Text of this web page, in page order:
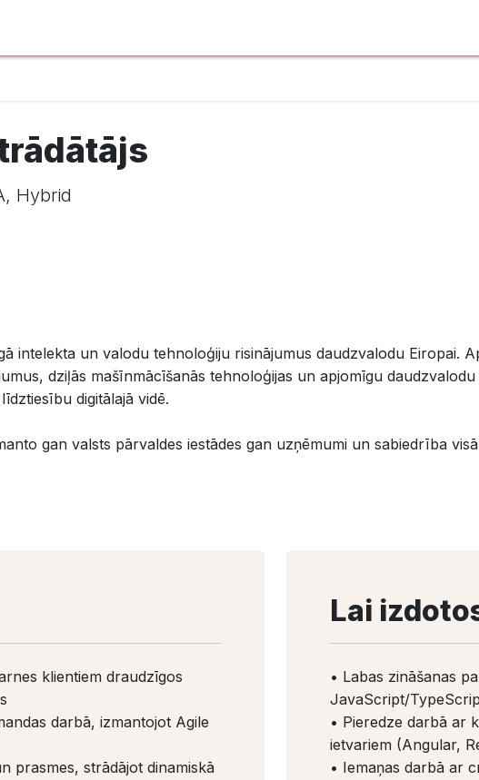
Hybrid
intelekta un valodu tehnoloģiju risinājumus daudzvalodu Eiropai.
dziļās mašīnmācīšanās tehnoloģijas un apjomīgu
digitālajā vidē.
gan valsts pārvaldes iestādes gan uzņēmumi un sabiedrība
klientiem draudzīgos
darbā, izmantojot Agile
prasmes, strādājot dinamiskā
Lai
• Labas zināšanas
JavaScript/
• Pieredze darbā ar
ietvariem (Angular,
• Iemaņas darbā ar